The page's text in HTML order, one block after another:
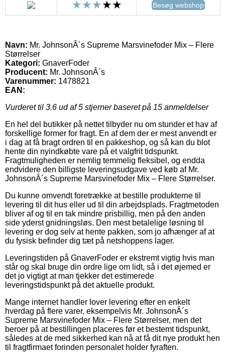
Besøg webshop
Navn: Mr. JohnsonÂ´s Supreme Marsvinefoder Mix – Flere
Størrelser
Kategori: GnaverFoder
Producent: Mr. JohnsonÂ´s
Varenummer: 1478821
EAN:
Vurderet til 3.6 ud af 5 stjerner baseret på 15 anmeldelser
En hel del butikker på nettet tilbyder nu om stunder et hav af
forskellige former for fragt. En af dem der er mest anvendt er
i dag at få bragt ordren til en pakkeshop, og så kan du blot
hente din nyindkøbte vare på et valgfrit tidspunkt.
Fragtmuligheden er nemlig temmelig fleksibel, og endda
endvidere den billigste leveringsudgave ved køb af Mr.
JohnsonÂ´s Supreme Marsvinefoder Mix – Flere Størrelser.
Du kunne omvendt foretrække at bestille produkterne til
levering til dit hus eller ud til din arbejdsplads. Fragtmetoden
bliver af og til en tak mindre prisbillig, men på den anden
side yderst gnidningsløs. Den mest betalelige løsning til
levering er dog selv at hente pakken, som jo afhænger af at
du fysisk befinder dig tæt på netshoppens lager.
Leveringstiden på GnaverFoder er ekstremt vigtig hvis man
står og skal bruge din ordre lige om lidt, så i det øjemed er
det jo vigtigt at man tjekker det estimerede
leveringstidspunkt på det aktuelle produkt.
Mange internet handler lover levering efter en enkelt
hverdag på flere varer, eksempelvis Mr. JohnsonÂ´s
Supreme Marsvinefoder Mix – Flere Størrelser, men det
beroer på at bestillingen placeres før et bestemt tidspunkt,
således at de med sikkerhed kan nå at få dit nye produkt hen
til fragtfirmaet forinden personalet holder fyraften.